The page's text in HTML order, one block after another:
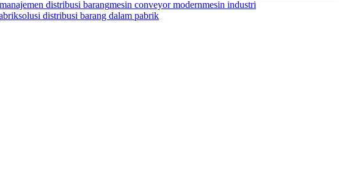
manajemen distribusi barangmesin conveyor modernmesin industri
solusi distribusi barang dalam pabrik